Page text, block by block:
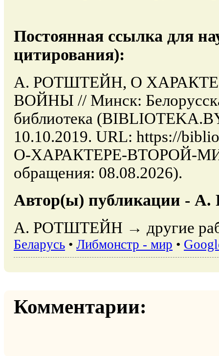
Постоянная ссылка для
цитирования):
А. РОТШТЕЙН, О
ВОЙНЫ // Минск:
библиотека
10.10.2019. URL: https://
О-ХАРАКТЕРЕ-ВТОРОЙ-
обращения: 08.08.2026).
Автор(ы) публикации -
А. РОТШТЕЙН → другие
Беларусь • Либмонстр - мир •
Комментарии: